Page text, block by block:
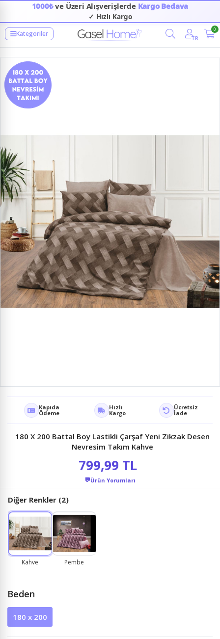
1000₺ve Üzeri Alışverişlerde Kargo Bedava
✓ Hızlı Kargo
Kategoriler
TR
0
Kapıda
Ödeme
Hızlı
Kargo
Ücretsiz
İade
180 X 200 Battal Boy Lastikli Çarşaf Yeni Zikzak Desen
Nevresim Takım Kahve
799,99 TL
💬Ürün Yorumları
Diğer Renkler (2)
Kahve Pembe
Beden
180 x 200